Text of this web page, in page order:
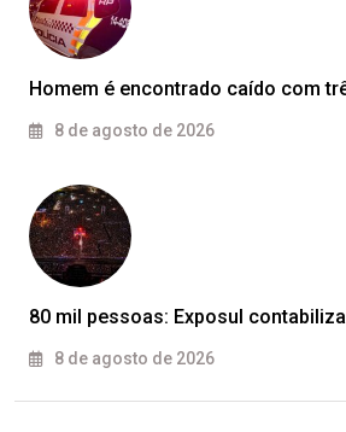
Homem é encontrado caído com
8 de agosto de 2026
80 mil pessoas: Exposul
8 de agosto de 2026